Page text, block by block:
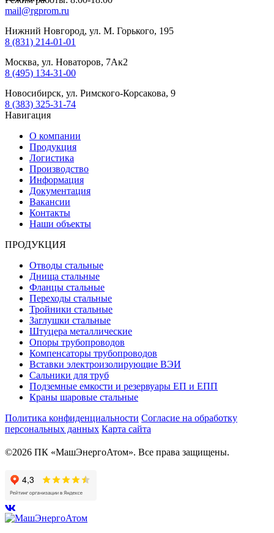
mail@rgprom.ru
Нижний Новгород, ул. М. Горького, 195
8 (831) 214-01-01
Москва, ул. Новаторов, 7Ак2
8 (495) 134-31-00
Новосибирск, ул. Римского-Корсакова, 9
8 (383) 325-31-74
Навигация
О компании
Продукция
Логистика
Производство
Информация
Документация
Вакансии
Контакты
Наши объекты
ПРОДУКЦИЯ
Отводы стальные
Днища стальные
Фланцы стальные
Переходы стальные
Тройники стальные
Заглушки стальные
Штуцера металлические
Опоры трубопроводов
Компенсаторы трубопроводов
Вставки электроизолирующие ВЭИ
Сальники для труб
Подземные емкости и резервуары ЕП и ЕПП
Краны шаровые стальные
Политика конфиденциальности Согласие на обработку
персональных данных Карта сайта
©2026 ПК «МашЭнергоАтом». Все права защищены.